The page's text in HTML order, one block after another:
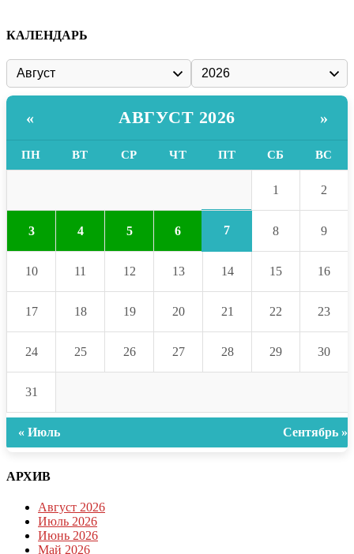
КАЛЕНДАРЬ
« АВГУСТ 2026 »
ПН ВТ СР ЧТ ПТ СБ ВС
1 2
3 4 5 6 7 8 9
10 11 12 13 14 15 16
17 18 19 20 21 22 23
24 25 26 27 28 29 30
31
« Июль Сентябрь »
АРХИВ
Август 2026
Июль 2026
Июнь 2026
Май 2026